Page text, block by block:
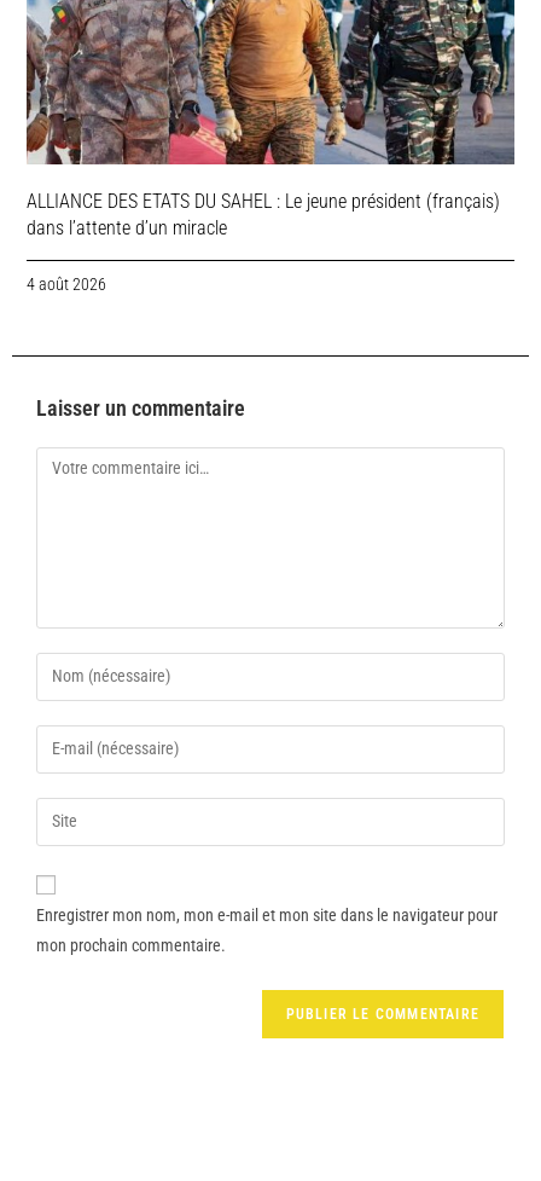
ALLIANCE DES ETATS DU SAHEL : Le jeune président (français)
dans l’attente d’un miracle
4 août 2026
Laisser un commentaire
Enregistrer mon nom, mon e-mail et mon site dans le navigateur pour
mon prochain commentaire.